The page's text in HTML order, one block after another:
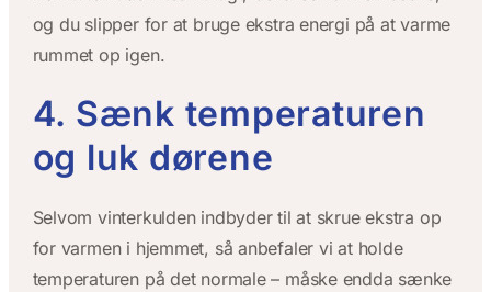
og du slipper for at bruge ekstra energi på at varme
rummet op igen.
4. Sænk temperaturen
og luk dørene
Selvom vinterkulden indbyder til at skrue ekstra op
for varmen i hjemmet, så anbefaler vi at holde
temperaturen på det normale – måske endda sænke